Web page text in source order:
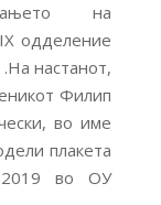
на
одделение
настанот,
Филип
во име
плакета
2019 во ОУ